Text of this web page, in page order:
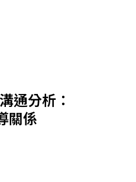
通分析：強化成人
關係